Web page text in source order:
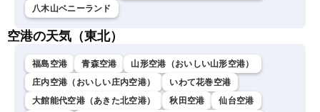
八木山ベニーランド
空港の天気（東北）
福島空港 青森空港
山形空港（おいしい山形空港）
庄内空港（おいしい庄内空港）
いわて花巻空港
大館能代空港（あきた北空港）
秋田空港
仙台空港